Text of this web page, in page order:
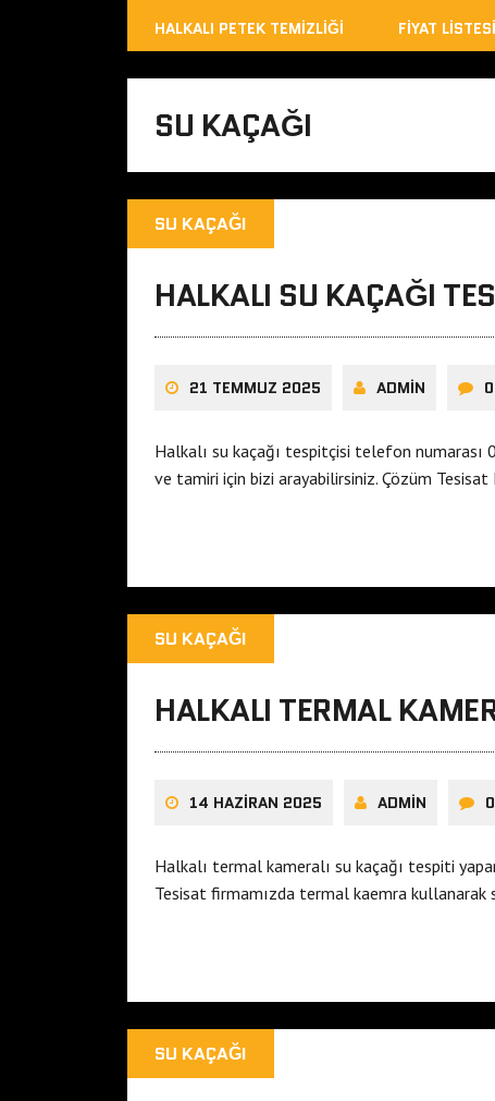
HALKALI PETEK TEMIZLIĞI FIYAT LISTESI
SU KAÇAĞI
SU KAÇAĞI
HALKALI SU KAÇAĞI
21 TEMMUZ 2025 ADMIN
Halkalı su kaçağı tespitçisi telefon
ve tamiri için bizi arayabilirsiniz. Çözüm
SU KAÇAĞI
HALKALI TERMAL
14 HAZIRAN 2025 ADMIN
Halkalı termal kameralı su kaçağı tespiti
Tesisat firmamızda termal kaemra kullanarak
SU KAÇAĞI